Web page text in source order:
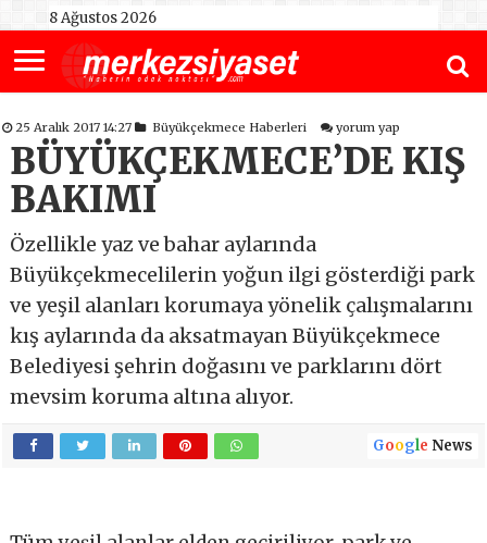
8 Ağustos 2026
25 Aralık 2017 14:27 Büyükçekmece Haberleri yorum yap
BÜYÜKÇEKMECE’DE KIŞ
BAKIMI
Özellikle yaz ve bahar aylarında
Büyükçekmecelilerin yoğun ilgi gösterdiği park
ve yeşil alanları korumaya yönelik çalışmalarını
kış aylarında da aksatmayan Büyükçekmece
Belediyesi şehrin doğasını ve parklarını dört
mevsim koruma altına alıyor.
Google News